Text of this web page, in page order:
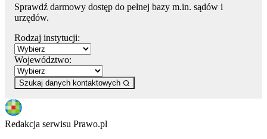
Sprawdź darmowy dostęp do pełnej bazy m.in. sądów i
urzędów.
Rodzaj instytucji:
Województwo:
Szukaj danych kontaktowych
Redakcja serwisu Prawo.pl